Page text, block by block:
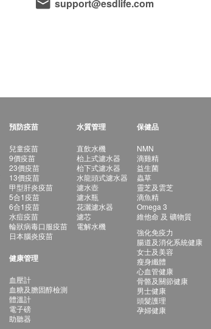
support@esdlife.com
預防疫苗
兒童疫苗
9價疫苗
23價疫苗
13價疫苗
甲型肝炎疫苗
5合1疫苗
6合1疫苗
水痘疫苗
輪狀病毒口服疫苗
日本腦炎疫苗
健康管理
血壓計
血糖及膽固醇檢測
體溫計
電子磅
助聽器
水質管理
直飲水機
枱上式濾水器
枱下式濾水器
水龍頭式濾水器
濾水壺
濾水瓶
花灑濾水器
濾芯
電解水機
保健品
NMN
滴雞精
益生菌
蟲草
靈芝及雲芝
滴魚精
Omega 3
維他命 及 礦物質
強化免疫力
腸道及消化系統健康
女士及美容
瘦身纖體
心血管健康
骨骼及關節健康
男士健康
頭髮護理
孕婦健康